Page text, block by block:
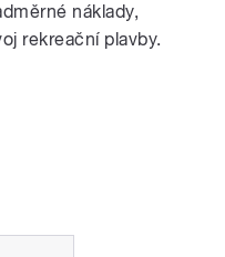
náklady,
rekreační plavby.